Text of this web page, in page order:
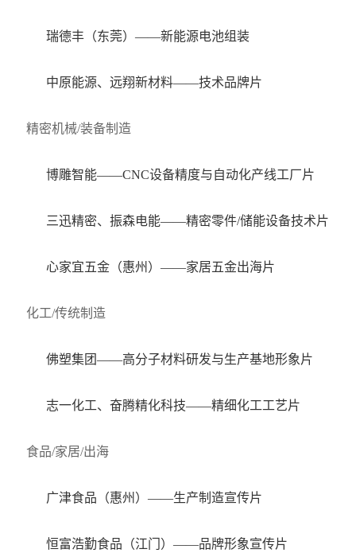
瑞德丰（东莞）——新能源电池组装
中原能源、远翔新材料——技术品牌片
精密机械/装备制造
博雕智能——CNC设备精度与自动化产线工厂片
三迅精密、振森电能——精密零件/储能设备技术片
心家宜五金（惠州）——家居五金出海片
化工/传统制造
佛塑集团——高分子材料研发与生产基地形象片
志一化工、奋腾精化科技——精细化工工艺片
食品/家居/出海
广津食品（惠州）——生产制造宣传片
恒富浩勤食品（江门）——品牌形象宣传片